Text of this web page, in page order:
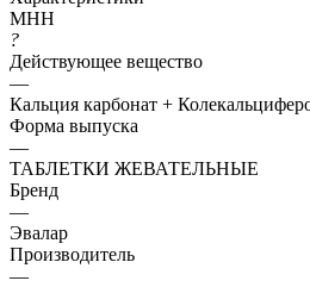
МНН
?
Действующее вещество
—
Кальция карбонат +
Форма выпуска
—
ТАБЛЕТКИ ЖЕВАТЕЛЬНЫЕ
Бренд
—
Эвалар
Производитель
—